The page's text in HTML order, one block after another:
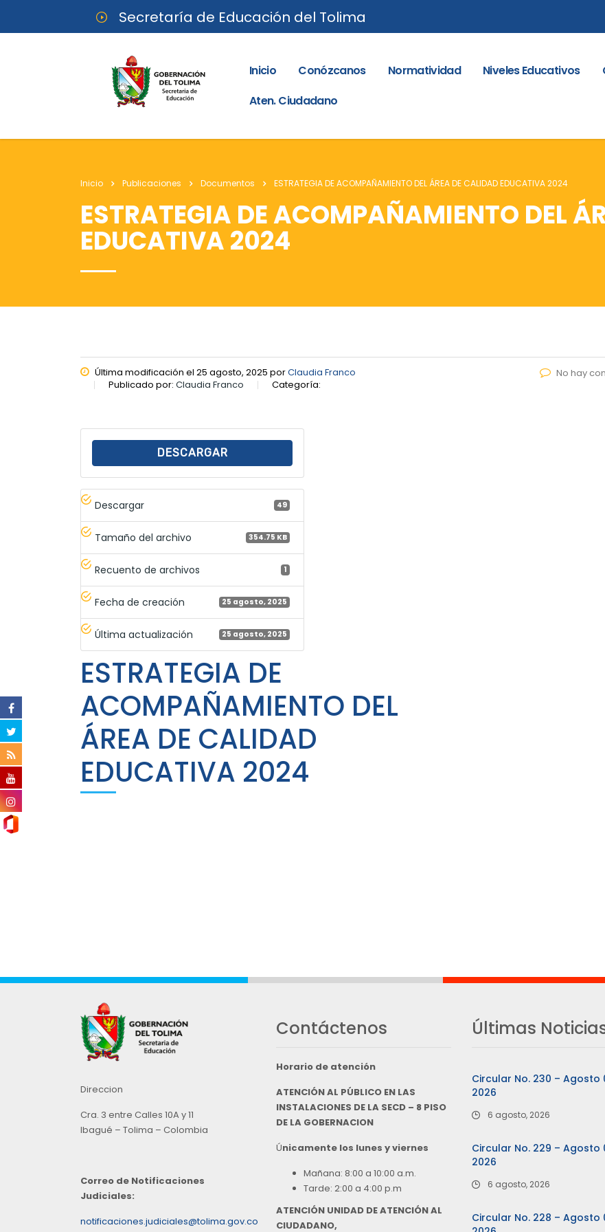
Secretaría de Educación del Tolima
Inicio Conózcanos Normatividad Niveles Educativos
Aten. Ciudadano
Inicio Publicaciones Documentos ESTRATEGIA DE ACOMPAÑAMIENTO DEL ÁREA DE CALIDAD EDUCATIVA 2024
ESTRATEGIA DE ACOMPAÑAMIENTO DEL
EDUCATIVA 2024
Última modificación el 25 agosto, 2025 porClaudia Franco
Publicado por: Claudia Franco Categoría:
No hay
DESCARGAR
Descargar 49
Tamaño del archivo 354.75 KB
Recuento de archivos 1
Fecha de creación 25 agosto, 2025
Última actualización 25 agosto, 2025
ESTRATEGIA DE
ACOMPAÑAMIENTO DEL
ÁREA DE CALIDAD
EDUCATIVA 2024
Direccion
Cra. 3 entre Calles 10A y 11
Ibagué – Tolima – Colombia
Correo de Notificaciones
Judiciales:
notificaciones.judiciales@tolima.gov.co
Contáctenos
Horario de atención
ATENCIÓN AL PÚBLICO EN LAS
INSTALACIONES DE LA SECD – 8 PISO
DE LA GOBERNACION
Únicamente los lunes y viernes
Mañana: 8:00 a 10:00 a.m.
Tarde: 2:00 a 4:00 p.m
ATENCIÓN UNIDAD DE ATENCIÓN AL
CIUDADANO,
Últimas
Circular No. 230 – Agosto
2026
6 agosto, 2026
Circular No. 229 – Agosto
2026
6 agosto, 2026
Circular No. 228 – Agosto